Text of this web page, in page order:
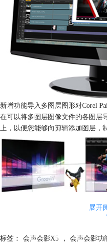
新增功能导入多图层图形对Corel
在可以将多图层图像文件的各图层
上，以便您能够向剪辑添加图层，
展开
标签： 会声会影X5 ， 会声会影功